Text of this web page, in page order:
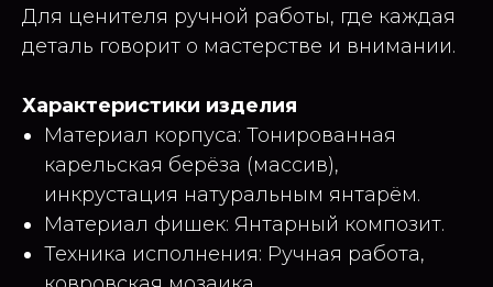
Для ценителя ручной работы, где каждая
деталь говорит о мастерстве и внимании.
Характеристики изделия
Материал корпуса: Тонированная
карельская берёза (массив),
инкрустация натуральным янтарём.
Материал фишек: Янтарный композит.
Техника исполнения: Ручная работа,